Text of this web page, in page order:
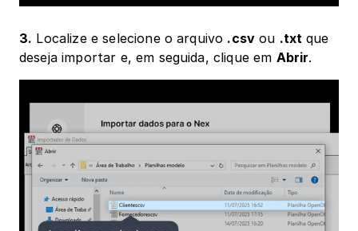
3. Localize e selecione o arquivo .csv ou .txt que
deseja importar e, em seguida, clique em Abrir.